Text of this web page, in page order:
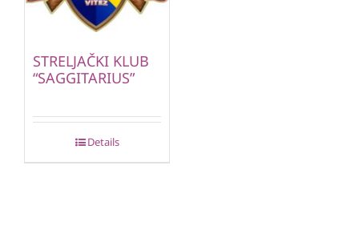
STRELJAČKI KLUB
“SAGGITARIUS”
Details